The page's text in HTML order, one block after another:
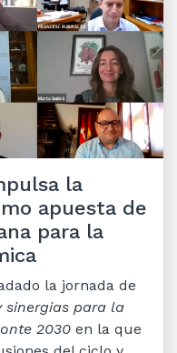
la
apuesta de
para la
la jornada de
sinergias para la
2030 en la que